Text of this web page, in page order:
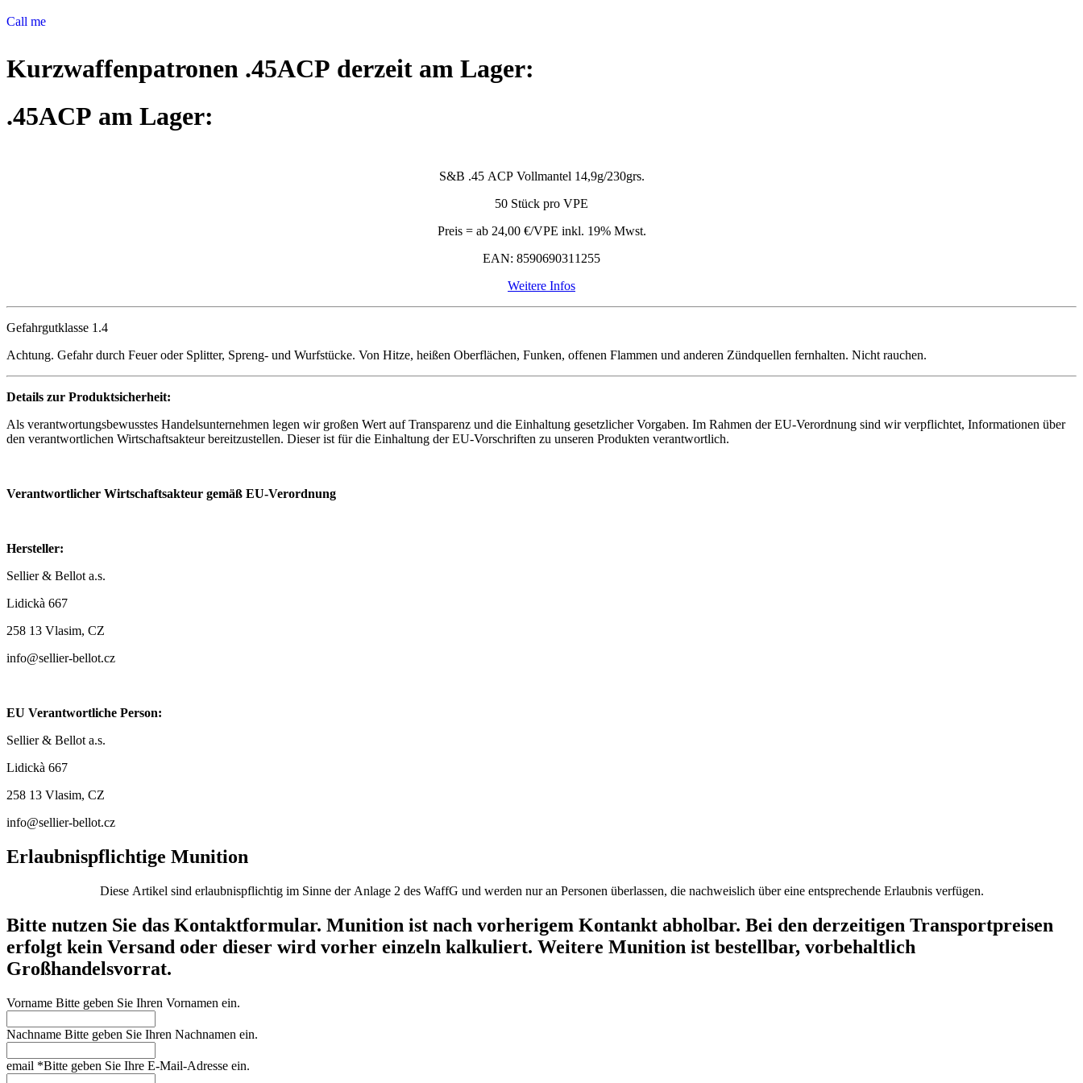
Call me
Kurzwaffenpatronen .45ACP derzeit am Lager:
.45ACP am Lager:
S&B .45 ACP Vollmantel 14,9g/230grs.
50 Stück pro VPE
Preis = ab 24,00 €/VPE inkl. 19% Mwst.
EAN: 8590690311255
Weitere Infos
Gefahrgutklasse 1.4
Achtung. Gefahr durch Feuer oder Splitter, Spreng- und Wurfstücke. Von Hitze, heißen Oberflächen, Funken, offenen Flammen und anderen Zündquellen fernhalten. Nicht rauchen.
Details zur Produktsicherheit:
Als verantwortungsbewusstes Handelsunternehmen legen wir großen Wert auf Transparenz und die Einhaltung gesetzlicher Vorgaben. Im Rahmen der EU-Verordnung sind wir verpflichtet, Informationen über
den verantwortlichen Wirtschaftsakteur bereitzustellen. Dieser ist für die Einhaltung der EU-Vorschriften zu unseren Produkten verantwortlich.
Verantwortlicher Wirtschaftsakteur gemäß EU-Verordnung
Hersteller:
Sellier & Bellot a.s.
Lidickà 667
258 13 Vlasim, CZ
info@sellier-bellot.cz
EU Verantwortliche Person:
Sellier & Bellot a.s.
Lidickà 667
258 13 Vlasim, CZ
info@sellier-bellot.cz
Erlaubnispflichtige Munition
Diese Artikel sind erlaubnispflichtig im Sinne der Anlage 2 des WaffG und werden nur an Personen überlassen, die nachweislich über eine entsprechende Erlaubnis verfügen.
Bitte nutzen Sie das Kontaktformular. Munition ist nach vorherigem Kontankt abholbar. Bei den derzeitigen Transportpreisen
erfolgt kein Versand oder dieser wird vorher einzeln kalkuliert. Weitere Munition ist bestellbar, vorbehaltlich
Großhandelsvorrat.
Vorname Bitte geben Sie Ihren Vornamen ein.
Nachname Bitte geben Sie Ihren Nachnamen ein.
email *Bitte geben Sie Ihre E-Mail-Adresse ein.